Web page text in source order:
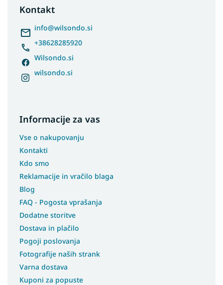
Kontakt
info@wilsondo.si
+38628285920
Wilsondo.si
wilsondo.si
Informacije za vas
Vse o nakupovanju
Kontakti
Kdo smo
Reklamacije in vračilo blaga
Blog
FAQ - Pogosta vprašanja
Dodatne storitve
Dostava in plačilo
Pogoji poslovanja
Fotografije naših strank
Varna dostava
Kuponi za popuste